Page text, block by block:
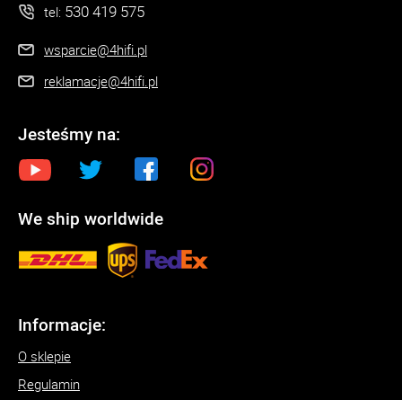
tel: 530 419 575
wsparcie@4hifi.pl
reklamacje@4hifi.pl
Jesteśmy na:
We ship worldwide
Informacje:
O sklepie
Regulamin